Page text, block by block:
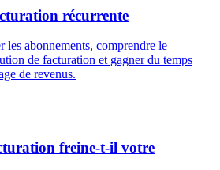
récurrente
les abonnements, comprendre le
de facturation et gagner du temps
de revenus.
freine-t-il votre